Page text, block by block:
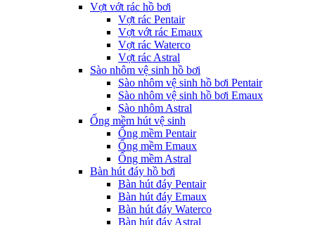
Vợt vớt rác hồ bơi
Vợt rác Pentair
Vợt vớt rác Emaux
Vợt rác Waterco
Vợt rác Astral
Sào nhôm vệ sinh hồ bơi
Sào nhôm vệ sinh hồ bơi Pentair
Sào nhôm vệ sinh hồ bơi Emaux
Sào nhôm Astral
Ống mềm hút vệ sinh
Ống mềm Pentair
Ống mềm Emaux
Ống mềm Astral
Bàn hút đáy hồ bơi
Bàn hút đáy Pentair
Bàn hút đáy Emaux
Bàn hút đáy Waterco
Bàn hút đáy Astral